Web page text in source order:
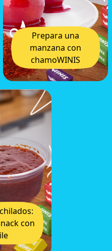
Prepara una
manzana con
chamoWINIS
con